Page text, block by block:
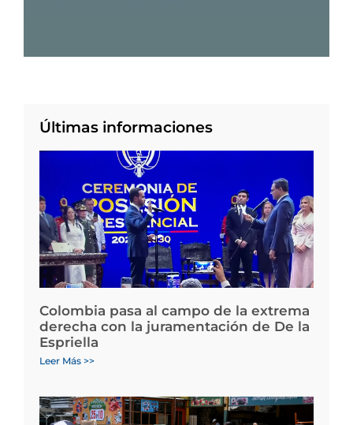
Últimas informaciones
Colombia pasa al campo de la extrema
derecha con la juramentación de De la
Espriella
Leer Más >>